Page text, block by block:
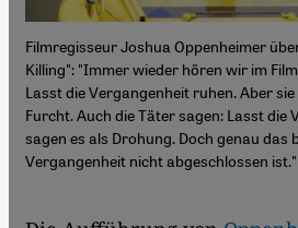
Filmregisseur Joshua Oppenheimer
Killing": "Immer wieder hören wir im
Lasst die Vergangenheit ruhen. Aber
Furcht. Auch die Täter sagen: Lasst die
sagen es als Drohung. Doch genau das
Vergangenheit nicht abgeschlossen ist."